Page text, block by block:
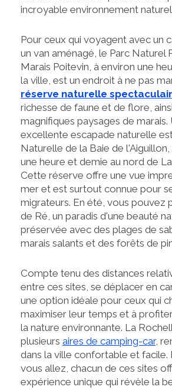
incroyable environnement
Pour ceux qui voyagent avec un
un van aménagé, le Parc Naturel
Marais Poitevin, à environ une
la ville, est un endroit à ne pas
réserve naturelle
richesse de faune et de flore,
magnifiques paysages de marais.
excellente escapade naturelle
Naturelle de la Baie de
une heure et demie au nord de
Cette réserve offre une vue
mer et est surtout connue pour
migrateurs. En été, vous pouvez
de Ré, un paradis d'une beauté
préservée avec des plages de
marais salants et des forêts de
Compte tenu des distances
entre ces sites, se déplacer en
une option idéale pour ceux qui
maximiser leur temps et à
la nature environnante. La
plusieurs aires de camping-car,
dans la ville confortable et facile.
vous allez, chacun de ces sites
expérience unique qui révèle la